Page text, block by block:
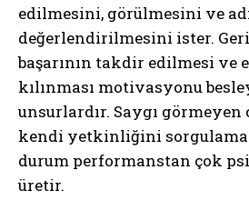
edilmesini, görülmesini ve
değerlendirilmesini ister.
başarının takdir edilmesi ve
kılınması motivasyonu
unsurlardır. Saygı görmeyen
kendi yetkinliğini
durum performanstan çok
üretir.